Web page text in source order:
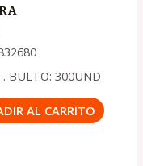
BULTO: 300UND
AL CARRITO